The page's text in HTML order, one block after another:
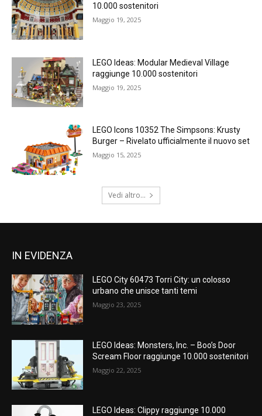
10.000 sostenitori
Maggio 19, 2025
LEGO Ideas: Modular Medieval Village
raggiunge 10.000 sostenitori
Maggio 19, 2025
LEGO Icons 10352 The Simpsons: Krusty
Burger – Rivelato ufficialmente il nuovo set
Maggio 15, 2025
Vedi altro...
IN EVIDENZA
LEGO City 60473 Torri City: un colosso
urbano che unisce tanti temi
Maggio 23, 2025
LEGO Ideas: Monsters, Inc. – Boo’s Door
Scream Floor raggiunge 10.000 sostenitori
Maggio 22, 2025
LEGO Ideas: Clippy raggiunge 10.000